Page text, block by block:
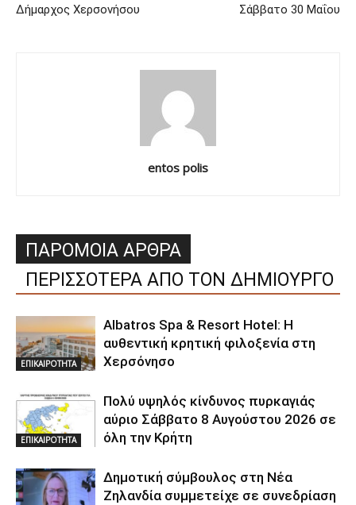
Δήμαρχος Χερσονήσου
Σάββατο 30 Μαΐου
entos polis
ΠΑΡΟΜΟΙΑ ΑΡΘΡΑ
ΠΕΡΙΣΣΟΤΕΡΑ ΑΠΟ ΤΟΝ ΔΗΜΙΟΥΡΓΟ
ΕΠΙΚΑΙΡΟΤΗΤΑ
Albatros Spa & Resort Hotel: Η
αυθεντική κρητική φιλοξενία στη
Χερσόνησο
ΕΠΙΚΑΙΡΟΤΗΤΑ
Πολύ υψηλός κίνδυνος πυρκαγιάς
αύριο Σάββατο 8 Αυγούστου 2026 σε
όλη την Κρήτη
Δημοτική σύμβουλος στη Νέα
Ζηλανδία συμμετείχε σε συνεδρίαση